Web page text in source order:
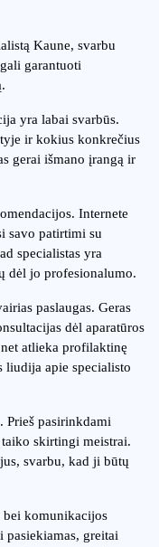
Kaune, svarbu
garantuoti
yra labai svarbūs.
ir kokius konkrečius
gerai išmano įrangą ir
Internete
savo patirtimi su
specialistas yra
dėl jo profesionalumo.
paslaugas. Geras
dėl aparatūros
atlieka profilaktinę
liudija apie specialisto
Prieš pasirinkdami
skirtingi meistrai.
svarbu, kad ji būtų
bei komunikacijos
pasiekiamas, greitai